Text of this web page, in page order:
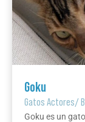
Goku
Gatos Actores/
Goku es un